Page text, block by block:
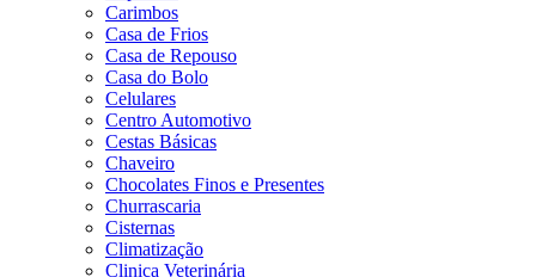
Carimbos
Casa de Frios
Casa de Repouso
Casa do Bolo
Celulares
Centro Automotivo
Cestas Básicas
Chaveiro
Chocolates Finos e Presentes
Churrascaria
Cisternas
Climatização
Clinica Veterinária